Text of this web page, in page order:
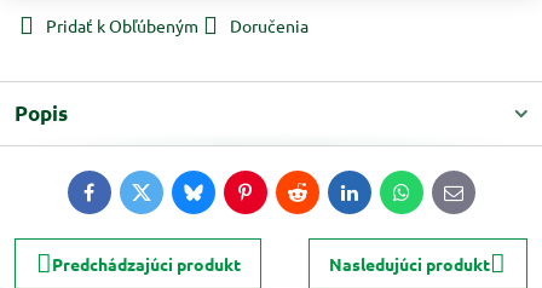
Pridať k Obľúbeným Doručenia
Popis
FacebookTwitterBlueskyPinterestRedditLinkedInWhatsApp
E-
mail
Predchádzajúci produkt Nasledujúci produkt